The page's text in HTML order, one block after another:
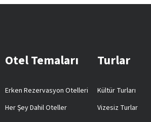
Otel Temaları
Erken Rezervasyon Otelleri
Her Şey Dahil Oteller
Turlar
Kültür Turları
Vizesiz Turlar